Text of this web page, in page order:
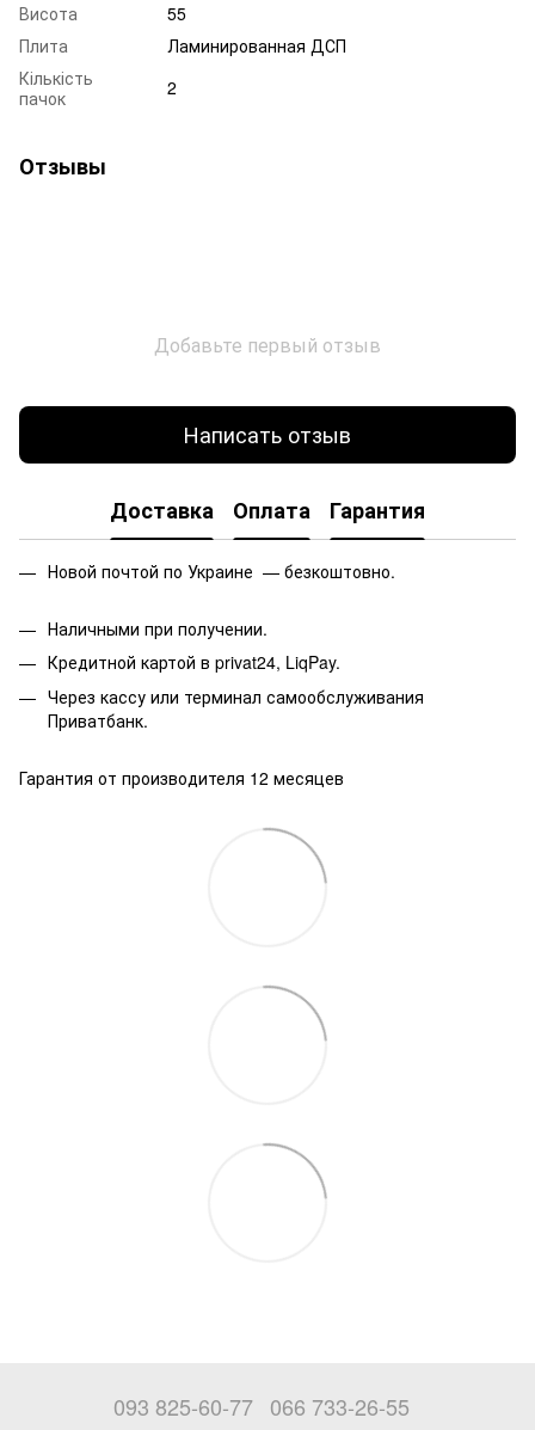
Висота
55
Плита
Ламинированная ДСП
Кількість
пачок
2
Отзывы
Добавьте первый отзыв
Написать отзыв
Доставка Оплата Гарантия
Новой почтой по Украине — безкоштовно.
Наличными при получении.
Кредитной картой в privat24, LiqPay.
Через кассу или терминал самообслуживания
Приватбанк.
Гарантия от производителя 12 месяцев
093 825-60-77 066 733-26-55